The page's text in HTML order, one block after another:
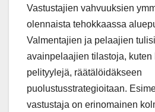
Vastustajien vahvuuksien
olennaista tehokkaassa
Valmentajien ja pelaajien
avainpelaajien tilastoja, kuten
pelityylejä, räätälöidäkseen
puolustusstrategioitaan.
vastustaja on erinomainen